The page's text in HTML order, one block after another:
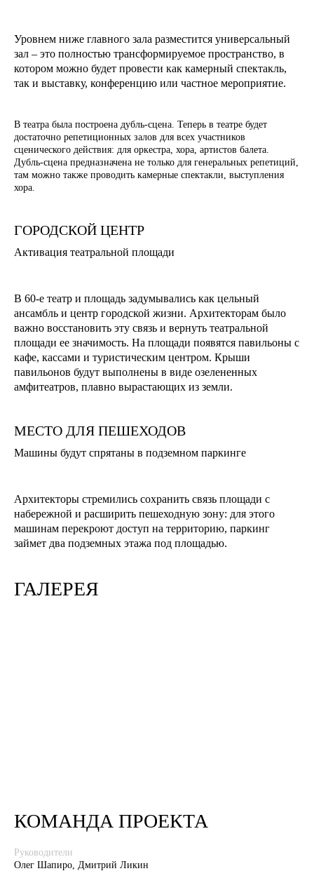
Уровнем ниже главного зала разместится универсальный
зал – это полностью трансформируемое пространство, в
котором можно будет провести как камерный спектакль,
так и выставку, конференцию или частное мероприятие.
В театра была построена дубль-сцена. Теперь в театре будет
достаточно репетиционных залов для всех участников
сценического действия: для оркестра, хора, артистов балета.
Дубль-сцена предназначена не только для генеральных репетиций,
там можно также проводить камерные спектакли, выступления
хора.
ГОРОДСКОЙ ЦЕНТР
Активация театральной площади
В 60-е театр и площадь задумывались как цельный
ансамбль и центр городской жизни. Архитекторам было
важно восстановить эту связь и вернуть театральной
площади ее значимость. На площади появятся павильоны с
кафе, кассами и туристическим центром. Крыши
павильонов будут выполнены в виде озелененных
амфитеатров, плавно вырастающих из земли.
МЕСТО ДЛЯ ПЕШЕХОДОВ
Машины будут спрятаны в подземном паркинге
Архитекторы стремились сохранить связь площади с
набережной и расширить пешеходную зону: для этого
машинам перекроют доступ на территорию, паркинг
займет два подземных этажа под площадью.
ГАЛЕРЕЯ
КОМАНДА ПРОЕКТА
Руководители
Олег Шапиро, Дмитрий Ликин